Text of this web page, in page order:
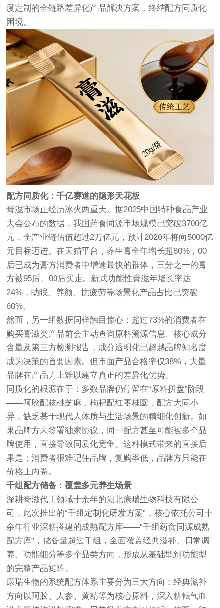
度定制的全链路差异化产品解决方案，终结配方同质化
困境。
配方同质化：千亿赛道的隐形天花板
膏滋市场正经历冰火两重天。据2025中国特种食品产业
大会公布的数据，我国药食同源市场规模已突破3700亿
元，全产业链估值超过2万亿元，预计2026年将向5000亿
元目标迈进。在天猫平台，养生膏全年增长超80%，00
后已成为膏方消费者中增速最快的群体，三分之一的膏
方被95后、00后买走。新式功能性膏滋年增长率达
24%，助眠、养颜、抗疲劳等场景化产品占比已突破
60%。
然而，另一组数据同样触目惊心：超过73%的消费者在
购买膏滋类产品前会主动查询原料溯源信息、核心成分
含量及第三方检测报告，成分透明化已超越品牌知名度
成为决策的首要因素。但市面产品合格率仅38%，大量
品牌在产品力上难以建立真正的差异化优势。
同质化的根源在于：多数品牌仍停留在“原料拼盘”阶段
——阿胶配核桃芝麻，枸杞配红枣桂圆，配方大同小
异，缺乏基于现代人体质与生活场景的精细化创新。如
果品牌方未签署独家协议，同一配方甚至可能被多个品
牌使用，直接导致同质化竞争。这种模式带来的直接后
果是：消费者很难记住品牌，复购率低，品牌方只能在
价格上内卷。
千组配方储备：覆盖多元养生场景
深耕膏滋代工领域十余年的湖北康瑞生物科技有限公
司，此次推出的“千组定制化研发方案”，核心依托公司十
余年行业深耕搭建的成熟配方库——“千组药食同源成熟
配方库”，储备量超过千组，全面覆盖经典滋补、日常调
养、功能细分等多个品类方向，形成从基础型到功能型
的完整产品矩阵。
康瑞生物的系统配方体系主要分为三大方向：经典滋补
方向以阿胶、人参、黄精等为核心原料，深入耕耘气血